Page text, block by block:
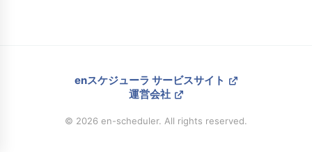
enスケジューラ サービスサイト
運営会社
© 2026 en-scheduler. All rights reserved.